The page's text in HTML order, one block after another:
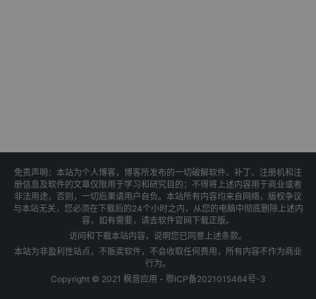
免责声明：本站为个人博客，博客所发布的一切破解软件、补丁、注册机和注
册信息及软件的文章仅限用于学习和研究目的；不得将上述内容用于商业或者
非法用途，否则，一切后果请用户自负。本站所有内容均来自网络，版权争议
与本站无关，您必须在下载后的24个小时之内，从您的电脑中彻底删除上述内
容，如有需要，请去软件官网下载正版。
访问和下载本站内容，说明您已同意上述条款。
本站为非盈利性站点，不贩卖软件，不会收取任何费用，所有内容不作为商业
行为。
Copyright © 2021 枫音应用 - 鄂ICP备2021015464号-3